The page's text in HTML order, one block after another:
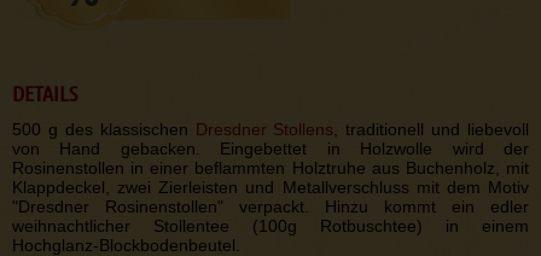
DETAILS
500 g des klassischen Dresdner Stollens , traditionell und liebevoll
von Hand gebacken. Eingebettet in Holzwolle wird der
Rosinenstollen in einer beflammten Holztruhe aus Buchenholz, mit
Klappdeckel, zwei Zierleisten und Metallverschluss mit dem Motiv
"Dresdner Rosinenstollen" verpackt. Hinzu kommt ein edler
weihnachtlicher Stollentee (100g Rotbuschtee) in einem
Hochglanz-Blockbodenbeutel.